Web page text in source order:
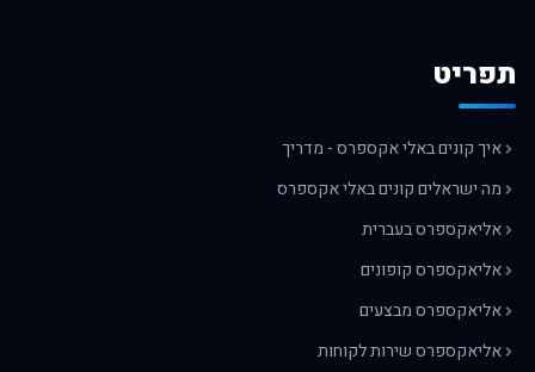
תפריט
איך קונים באלי אקספרס - מדריך
מה ישראלים קונים באלי אקספרס
אליאקספרס בעברית
אליאקספרס קופונים
אליאקספרס מבצעים
אליאקספרס שירות לקוחות